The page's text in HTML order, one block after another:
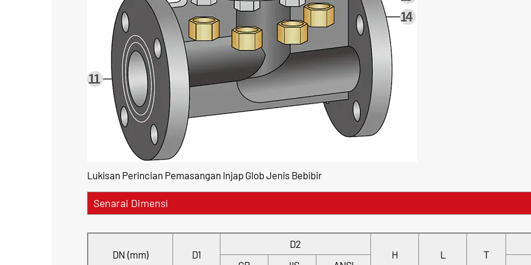
Lukisan Perincian Pemasangan Injap Glob Jenis Bebibir
Senarai Dimensi
DN (mm) D1
D2
H
L T